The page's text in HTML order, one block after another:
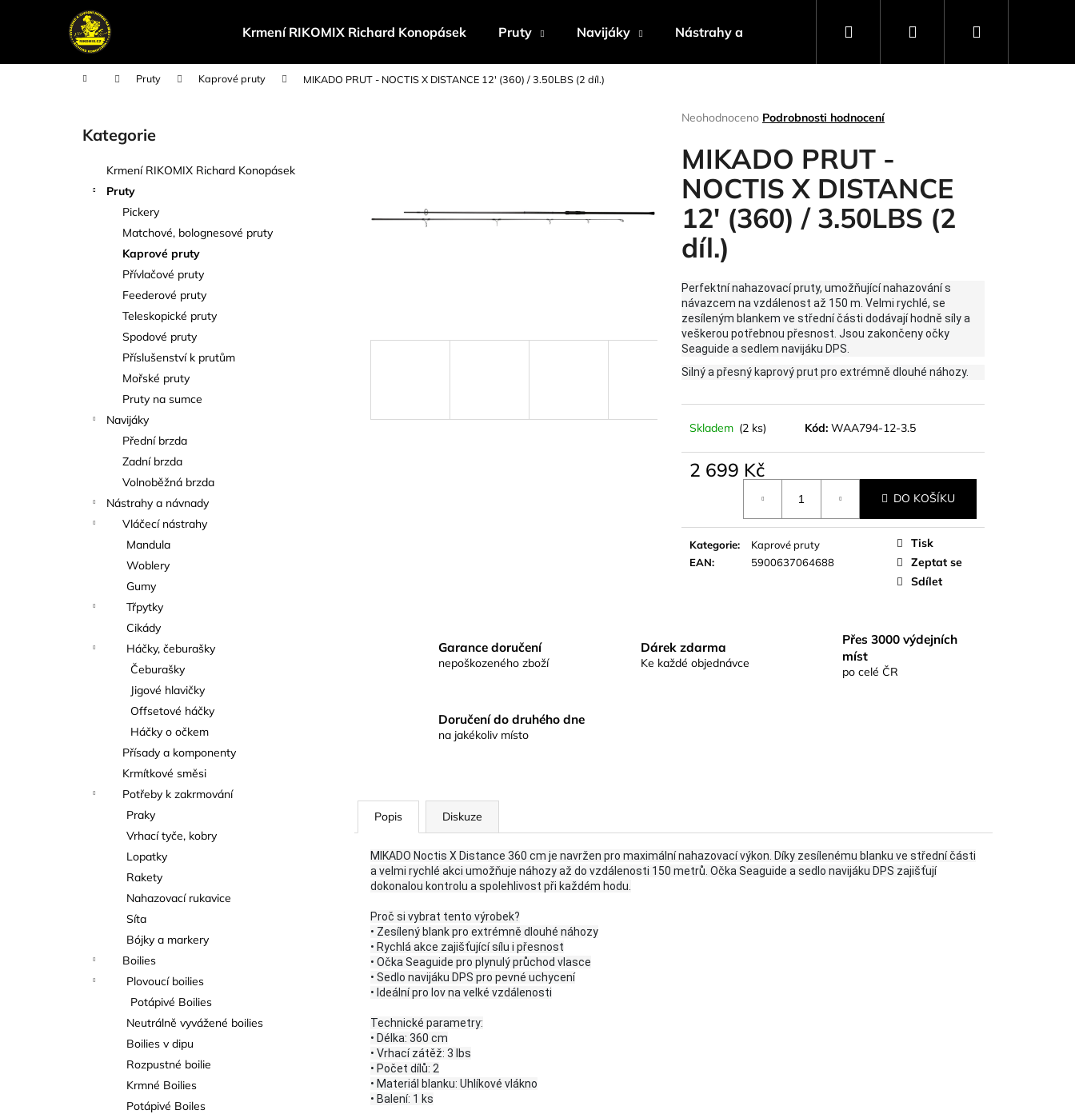
Krmení RIKOMIX Richard Konopásek Pruty Navijáky Nástrahy a návnady Stojany a signalizátory
Hledat PřihlášeníNákupní
Domů Pruty Kaprové pruty MIKADO PRUT - NOCTIS X DISTANCE 12' (360) / 3.50LBS (2 díl.)
Přeskočit
kategorie
Kategorie
Krmení RIKOMIX Richard Konopásek
Pruty
Pickery
Matchové, bolognesové pruty
Kaprové pruty
Přívlačové pruty
Feederové pruty
Teleskopické pruty
Spodové pruty
Příslušenství k prutům
Mořské pruty
Pruty na sumce
Navijáky
Přední brzda
Zadní brzda
Volnoběžná brzda
Nástrahy a návnady
Vláčecí nástrahy
Mandula
Woblery
Gumy
Třpytky
Cikády
Háčky, čeburašky
Čeburašky
Jigové hlavičky
Offsetové háčky
Háčky o očkem
Přísady a komponenty
Krmítkové směsi
Potřeby k zakrmování
Praky
Vrhací tyče, kobry
Lopatky
Rakety
Nahazovací rukavice
Síta
Bójky a markery
Boilies
Plovoucí boilies
Potápivé Boilies
Neutrálně vyvážené boilies
Boilies v dipu
Rozpustné boilie
Krmné Boilies
Potápivé Boiles
Průměrné
produktu
je
0,0
5
hvězdiček.
Neohodnoceno Podrobnosti hodnocení
MIKADO PRUT -
NOCTIS X DISTANCE
12' (360) / 3.50LBS (2
díl.)
Perfektní nahazovací pruty, umožňující nahazování s
návazcem na vzdálenost až 150 m. Velmi rychlé, se
zesíleným blankem ve střední části dodávají hodně síly a
veškerou potřebnou přesnost. Jsou zakončeny očky
Seaguide a sedlem navijáku DPS.
Silný a přesný kaprový prut pro extrémně dlouhé náhozy.
Skladem (2 ks) Kód: WAA794-12-3.5
2 699 Kč
DO KOŠÍKU
Kategorie:
Kaprové pruty
EAN: 5900637064688
Tisk
Zeptat se
Sdílet
Garance doručení
nepoškozeného zboží
Dárek zdarma
Ke každé objednávce
Přes 3000 výdejních
míst
po celé ČR
Doručení do druhého dne
na jakékoliv místo
Popis Diskuze
MIKADO Noctis X Distance 360 cm je navržen pro maximální nahazovací výkon. Díky zesílenému blanku ve střední části
a velmi rychlé akci umožňuje náhozy až do vzdálenosti 150 metrů. Očka Seaguide a sedlo navijáku DPS zajišťují
dokonalou kontrolu a spolehlivost při každém hodu.
Proč si vybrat tento výrobek?
• Zesílený blank pro extrémně dlouhé náhozy
• Rychlá akce zajišťující sílu i přesnost
• Očka Seaguide pro plynulý průchod vlasce
• Sedlo navijáku DPS pro pevné uchycení
• Ideální pro lov na velké vzdálenosti
Technické parametry:
• Délka: 360 cm
• Vrhací zátěž: 3 lbs
• Počet dílů: 2
• Materiál blanku: Uhlíkové vlákno
• Balení: 1 ks
í
Zpět
do
Zpět
do
Co potřebujete najít?
Doporučujeme
Následující
KAPROVÁ SMĚS RICHARDA
KONOPÁSKA RIKOMIX KAPR ČERVENÝ
KONOPÁSKA RIKOMIX KAPR ČERNÝ